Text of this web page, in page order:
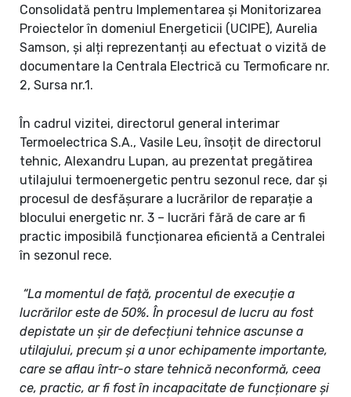
Consolidată pentru Implementarea și Monitorizarea
Proiectelor în domeniul Energeticii (UCIPE), Aurelia
Samson, și alți reprezentanți au efectuat o vizită de
documentare la Centrala Electrică cu Termoficare nr.
2, Sursa nr.1.
În cadrul vizitei, directorul general interimar
Termoelectrica S.A., Vasile Leu, însoțit de directorul
tehnic, Alexandru Lupan, au prezentat pregătirea
utilajului termoenergetic pentru sezonul rece, dar și
procesul de desfășurare a lucrărilor de reparație a
blocului energetic nr. 3 – lucrări fără de care ar fi
practic imposibilă funcționarea eficientă a Centralei
în sezonul rece.
“La momentul de față, procentul de execuție a
lucrărilor este de 50%. În procesul de lucru au fost
depistate un șir de defecțiuni tehnice ascunse a
utilajului, precum și a unor echipamente importante,
care se aflau într-o stare tehnică neconformă, ceea
ce, practic, ar fi fost în incapacitate de funcționare și